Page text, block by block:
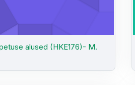
alused (HKE176)- M.